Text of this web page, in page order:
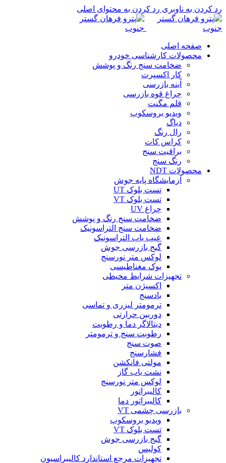
رد کردن به ناوبری رد کردن به محتوای اصلی
صفحه اصلی
محصولات کارشناسی خودرو
ضخامت سنج رنگ و پوشش
کار اکسپرت
آینه بازرسی
چراغ قوه بازرسی
قلم مگنت
ویدیو بروسکوپ
دیاگ
رال رنگ
کراس کات
براقیت سنج
رنگ سنج
محصولات NDT
آزمایشگاه پایه جوش
تست بلوک UT
تست بلوک VT
چراغ UV
ضخامت سنج رنگ و پوشش
ضخامت سنج التراسونیک
عیب یاب التراسونیک
گیج بازرسی جوش
لوکس متر نورسنج
یوک مغناطیسی
تجهیزات شرایط محیطی
اکسیژن متر
بادسنج
ترمومتر لیزری و تماسی
دوربین حرارتی
دیتالاگر دما و رطوبت
رطوبت سنج و ترمومتر
صوت سنج
فشارسنج
مولتی فانکشن
نشت یاب گاز
لوکس متر نورسنج
کالیبراتور
کالیبراتور دما
بازرسی چشمی VT
ویدیو بروسکوپ
تست بلوک VT
گیج بازرسی جوش
کولیس
تجهیزات مرجع استاندارد کالیبراسیون